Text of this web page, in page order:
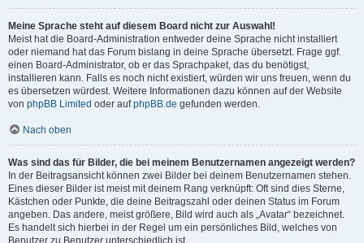
Meine Sprache steht auf diesem Board nicht zur Auswahl!
Meist hat die Board-Administration entweder deine Sprache nicht installiert
oder niemand hat das Forum bislang in deine Sprache übersetzt. Frage ggf.
einen Board-Administrator, ob er das Sprachpaket, das du benötigst,
installieren kann. Falls es noch nicht existiert, würden wir uns freuen, wenn du
es übersetzen würdest. Weitere Informationen dazu können auf der Website
von phpBB Limited oder aufphpBB.de gefunden werden.
Nach oben
Was sind das für Bilder, die bei meinem Benutzernamen angezeigt werden?
In der Beitragsansicht können zwei Bilder bei deinem Benutzernamen stehen.
Eines dieser Bilder ist meist mit deinem Rang verknüpft: Oft sind dies Sterne,
Kästchen oder Punkte, die deine Beitragszahl oder deinen Status im Forum
angeben. Das andere, meist größere, Bild wird auch als „Avatar“ bezeichnet.
Es handelt sich hierbei in der Regel um ein persönliches Bild, welches von
Benutzer zu Benutzer unterschiedlich ist.